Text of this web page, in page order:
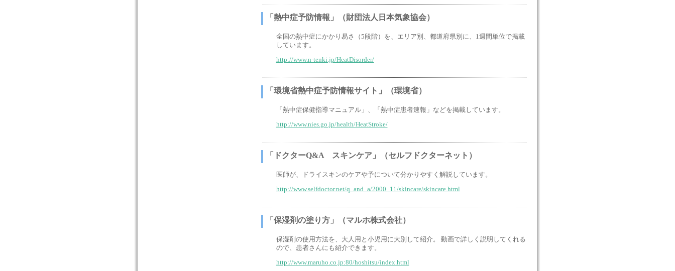
「熱中症予防情報」（財団法人日本気象協会）
全国の熱中症にかかり易さ（5段階）を、エリア別、都道府県別に、1週間単位で掲載
しています。
http://www.n-tenki.jp/HeatDisorder/
「環境省熱中症予防情報サイト」（環境省）
「熱中症保健指導マニュアル」、「熱中症患者速報」などを掲載しています。
http://www.nies.go.jp/health/HeatStroke/
「ドクターQ&A スキンケア」（セルフドクターネット）
医師が、ドライスキンのケアや予について分かりやすく解説しています。
http://www.selfdoctor.net/q_and_a/2000_11/skincare/skincare.html
「保湿剤の塗り方」（マルホ株式会社）
保湿剤の使用方法を、大人用と小児用に大別して紹介。 動画で詳しく説明してくれる
ので、患者さんにも紹介できます。
http://www.maruho.co.jp:80/hoshitsu/index.html